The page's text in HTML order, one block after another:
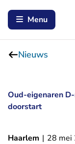
Menu
Nieuws
Oud-eigenaren
doorstart
Haarlem | 28 mei